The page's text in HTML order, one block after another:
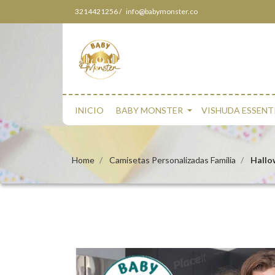
3214421256 / info@babymonster.co
INICIO BABY MONSTER VISHUDA
Home Camisetas Personalizadas Familia